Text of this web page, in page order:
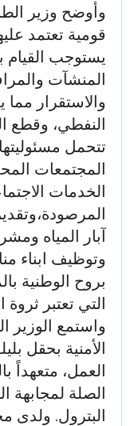
وأوضح وزير
قومية تعتمد
يستوجب القيام
المنشآت
والاستقرار مما
النفطي، وقطع
تتحمل
المجتمعات
الخدمات
آبار المياه
وتوظيف ابناء
بروح الوطنية
التي تعتبر ثروة
واستمع
الأمنية بحقل
العمل، متعهداً
الصلة لمجابهة
البترول. ولدى